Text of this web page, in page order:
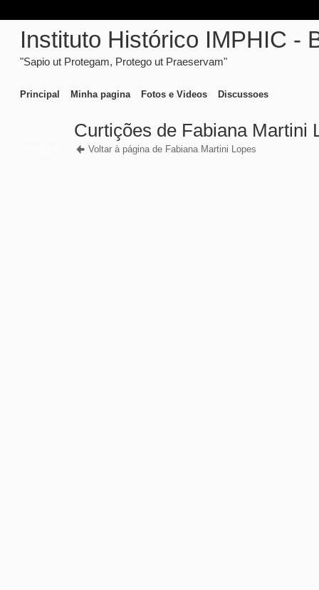
Instituto Histórico IMPHIC -
"Sapio ut Protegam, Protego ut Praeservam"
Principal Minha pagina Fotos e Videos Discussoes
Curtições de Fabiana Martini
Voltar à página de Fabiana Martini Lopes